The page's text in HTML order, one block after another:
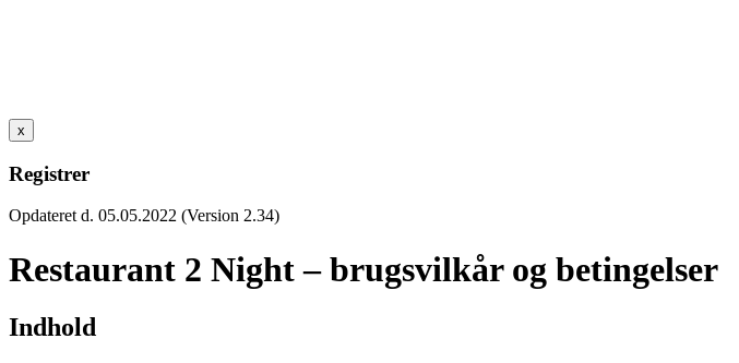
x
Registrer
Opdateret d. 05.05.2022 (Version 2.34)
Restaurant 2 Night – brugsvilkår og betingelser
Indhold